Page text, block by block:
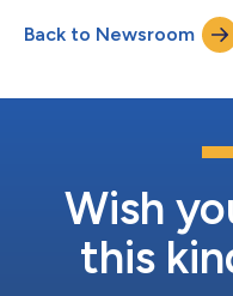
最高の国際的目的地の交
International®、ネットワ
ードを使用して非接触支
なることで、交通機関は過
交通機関の決済の53%は
加しています。世界的に
Solution...
Back to Newsroom
Wish
this